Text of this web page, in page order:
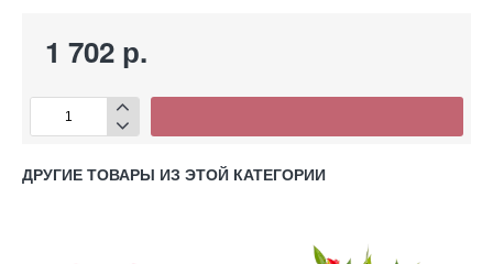
1 702 р.
ДРУГИЕ ТОВАРЫ ИЗ ЭТОЙ КАТЕГОРИИ